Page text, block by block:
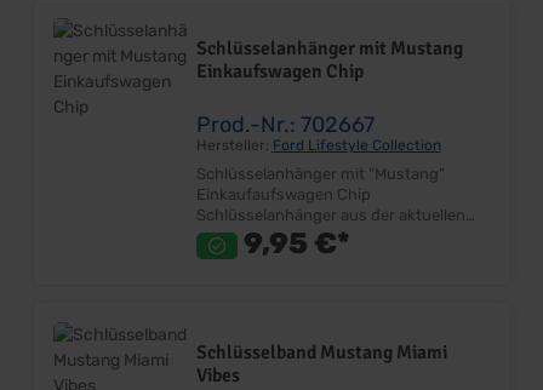
Schlüsselanhänger mit Mustang
Einkaufswagen Chip
Prod.-Nr.: 702667
Hersteller: Ford Lifestyle Collection
Schlüsselanhänger mit "Mustang"
Einkaufaufswagen Chip
Schlüsselanhänger aus der aktuellen
Kollektion 3D Mustang im Chip
Magnethalter Oberfläche verchromt Mit9,95 €*
Schlüsselband Mustang Miami
Vibes